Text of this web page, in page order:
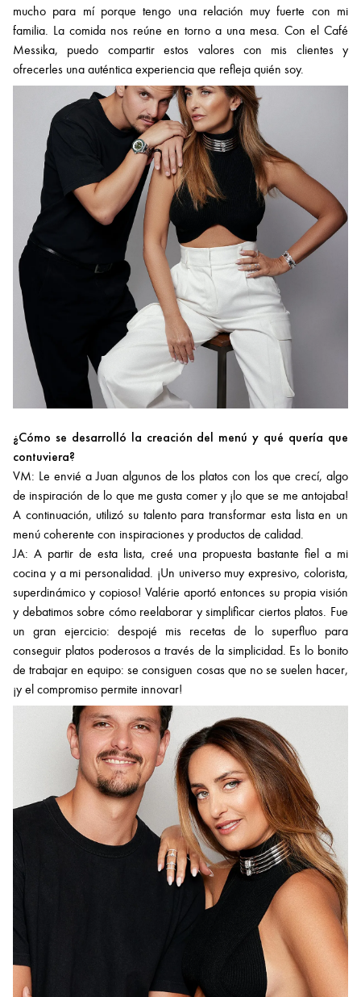
mucho para mí porque tengo una relación muy fuerte con mi
familia. La comida nos reúne en torno a una mesa. Con el Café
Messika, puedo compartir estos valores con mis clientes y
ofrecerles una auténtica experiencia que refleja quién soy.
¿Cómo se desarrolló la creación del menú y qué quería que
contuviera?
VM: Le envié a Juan algunos de los platos con los que crecí, algo
de inspiración de lo que me gusta comer y ¡lo que se me antojaba!
A continuación, utilizó su talento para transformar esta lista en un
menú coherente con inspiraciones y productos de calidad.
JA: A partir de esta lista, creé una propuesta bastante fiel a mi
cocina y a mi personalidad. ¡Un universo muy expresivo, colorista,
superdinámico y copioso! Valérie aportó entonces su propia visión
y debatimos sobre cómo reelaborar y simplificar ciertos platos. Fue
un gran ejercicio: despojé mis recetas de lo superfluo para
conseguir platos poderosos a través de la simplicidad. Es lo bonito
de trabajar en equipo: se consiguen cosas que no se suelen hacer,
¡y el compromiso permite innovar!